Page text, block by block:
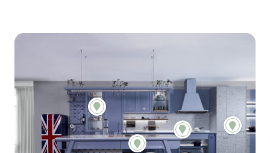
米
中
島
桌
米
咖
啡
區
米
料
理
區
米
小
家
電